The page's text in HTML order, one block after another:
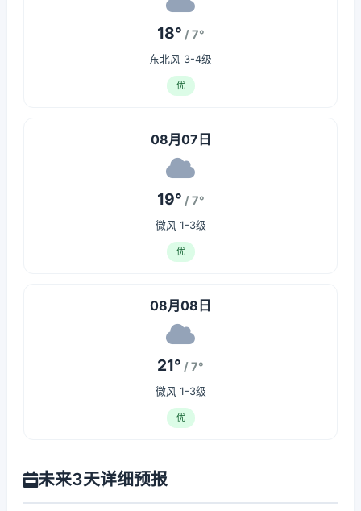
18° / 7°
东北风 3-4级
优
08月07日
19° / 7°
微风 1-3级
优
08月08日
21° / 7°
微风 1-3级
优
未来3天详细预报